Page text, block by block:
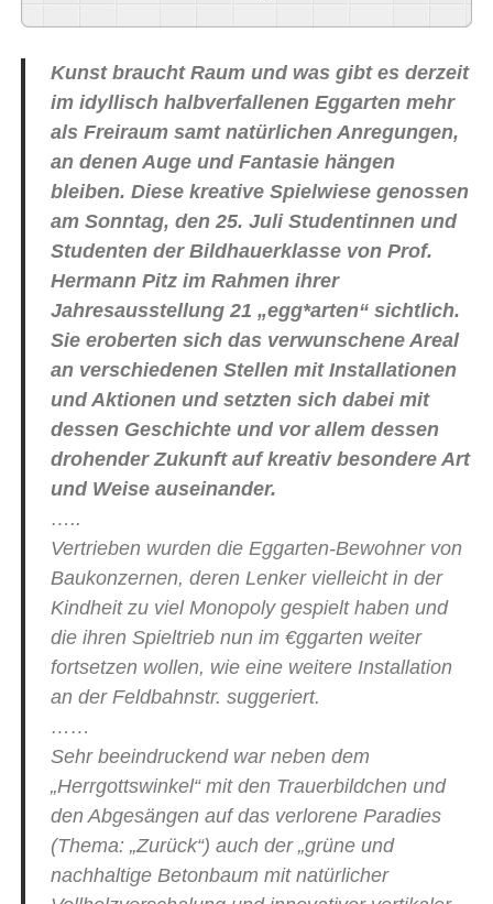
Powered By GSpeech
Kunst braucht Raum und was gibt es derzeit
im idyllisch halbverfallenen Eggarten mehr
als Freiraum samt natürlichen Anregungen,
an denen Auge und Fantasie hängen
bleiben. Diese kreative Spielwiese genossen
am Sonntag, den 25. Juli Studentinnen und
Studenten der Bildhauerklasse von Prof.
Hermann Pitz im Rahmen ihrer
Jahresausstellung 21 „egg*arten“ sichtlich.
Sie eroberten sich das verwunschene Areal
an verschiedenen Stellen mit Installationen
und Aktionen und setzten sich dabei mit
dessen Geschichte und vor allem dessen
drohender Zukunft auf kreativ besondere Art
und Weise auseinander.
…..
Vertrieben wurden die Eggarten-Bewohner von
Baukonzernen, deren Lenker vielleicht in der
Kindheit zu viel Monopoly gespielt haben und
die ihren Spieltrieb nun im €ggarten weiter
fortsetzen wollen, wie eine weitere Installation
an der Feldbahnstr. suggeriert.
……
Sehr beeindruckend war neben dem
„Herrgottswinkel“ mit den Trauerbildchen und
den Abgesängen auf das verlorene Paradies
(Thema: „Zurück“) auch der „grüne und
nachhaltige Betonbaum mit natürlicher